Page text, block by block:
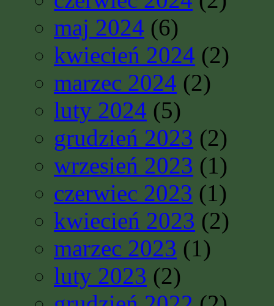
maj 2024 (6)
kwiecień 2024 (2)
marzec 2024 (2)
luty 2024 (5)
grudzień 2023 (2)
wrzesień 2023 (1)
czerwiec 2023 (1)
kwiecień 2023 (2)
marzec 2023 (1)
luty 2023 (2)